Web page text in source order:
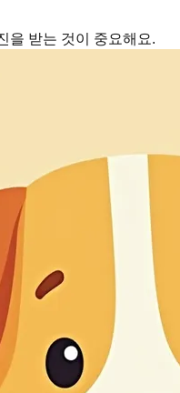
을 받는 것이 중요해요.